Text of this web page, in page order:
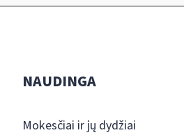
NAUDINGA
Mokesčiai ir jų dydžiai